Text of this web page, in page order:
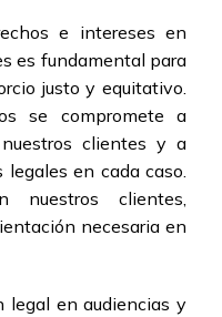
e intereses en
es fundamental para
justo y equitativo.
se compromete a
clientes y a
legales en cada caso.
nuestros clientes,
necesaria en
legal en audiencias y